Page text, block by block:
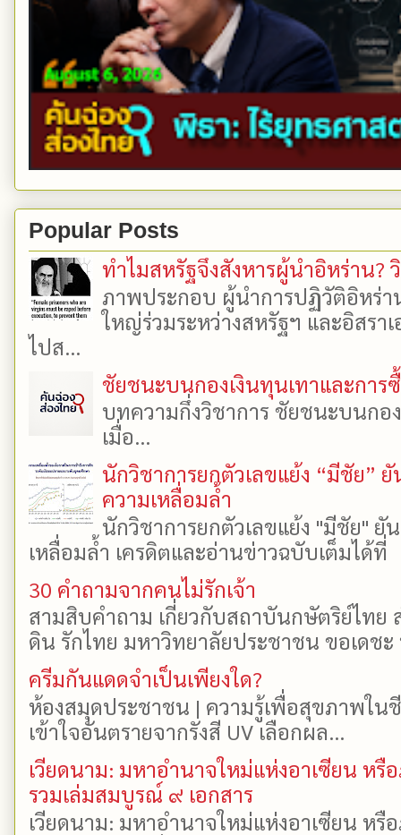
Popular Posts
ทำไมสหรัฐจึงสังหารผู้นำอิหร่าน?
ภาพประกอบ ผู้นำการปฏิวัติอิหร่า
ใหญ่ร่วมระหว่างสหรัฐฯ และอิสรา
ไปส...
ชัยชนะบนกองเงินทุนเทาและการ
บทความกึ่งวิชาการ ชัยชนะบนกอ
เมื่อ...
นักวิชาการยกตัวเลขแย้ง “มีชัย”
ความเหลื่อมล้ำ
นักวิชาการยกตัวเลขแย้ง "มีชัย"
เหลื่อมล้ำ เครดิตและอ่านข่าวฉบับเต็มได้
30 คำถามจากคนไม่รักเจ้า
สามสิบคำถาม เกี่ยวกับสถาบันกษัตริย์ไทย
ดิน รักไทย มหาวิทยาลัยประชาชน ขอเดช
ครีมกันแดดจำเป็นเพียงใด?
ห้องสมุดประชาชน | ความรู้เพื่อสุขภาพใน
เข้าใจอันตรายจากรังสี UV เลือกผล...
เวียดนาม: มหาอำนาจใหม่แห่งอาเซียน ห
รวมเล่มสมบูรณ์ ๙ เอกสาร
เวียดนาม: มหาอำนาจใหม่แห่งอาเซียน ห